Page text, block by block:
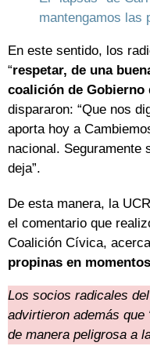
mantengamos las
En este sentido, los
“respetar, de una
coalición de
dispararon: “Que nos
aporta hoy a
nacional. Seguramente
deja”.
De esta manera, la
el comentario que
Coalición Cívica,
propinas en
Los socios radicales
advirtieron además
de manera peligrosa a